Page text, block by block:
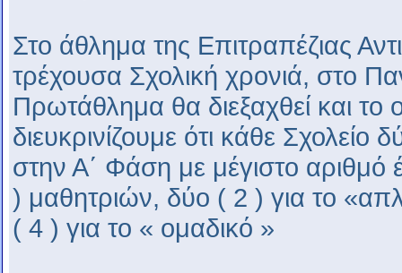
Στο άθλημα της Επιτραπέζιας
τρέχουσα Σχολική χρονιά, στο
Πρωτάθλημα θα διεξαχθεί και
διευκρινίζουμε ότι κάθε Σχολείο
στην Α΄ Φάση με μέγιστο αριθμό
) μαθητριών, δύο ( 2 ) για το
( 4 ) για το « ομαδικό »